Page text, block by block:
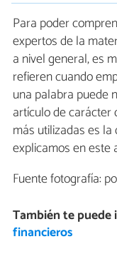
Para poder
expertos de la
a nivel general, es
refieren cuando
una palabra puede
artículo de carácter
más utilizadas es la
explicamos en este
Fuente fotografía:
También te puede
financieros